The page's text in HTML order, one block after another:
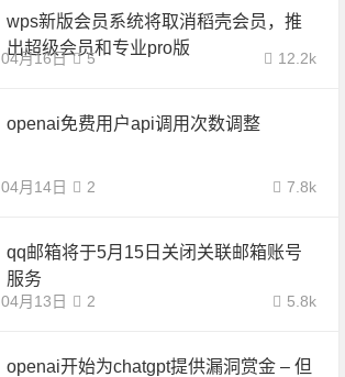
wps新版会员系统将取消稻壳会员，推
出超级会员和专业pro版
04月16日 12.2k
5
openai免费用户api调用次数调整
04月14日 7.8k
2
qq邮箱将于5月15日关闭关联邮箱账号
服务
04月13日 5.8k
2
openai开始为chatgpt提供漏洞赏金 – 但